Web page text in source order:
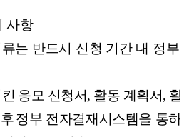
사항
는 반드시 신청 기간 내 정부
응모 신청서, 활동 계획서, 활
정부 전자결재시스템을 통하